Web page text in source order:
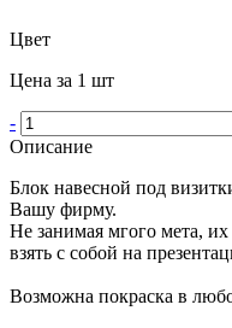
Цвет
Цена за 1 шт
-
Описание
Блок навесной под
Вашу фирму.
Не занимая мгого мета,
взять с собой на
Возможна покраска в